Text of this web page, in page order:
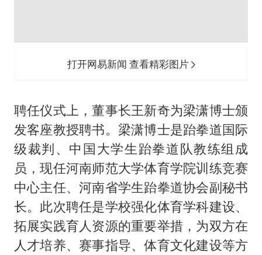
打开网易新闻 查看精彩图片
聘任仪式上，董事长王新奇为梁潇博士颁
发客座教授聘书。梁潇博士是跆拳道国际
级裁判、中国大学生跆拳道队教练组成
员，现任河南师范大学体育学院训练竞赛
中心主任、河南省学生跆拳道协会副秘书
长。此次聘任是学校强化体育学科建设、
拓展实践育人资源的重要举措，为双方在
人才培养、赛事指导、体育文化建设等方